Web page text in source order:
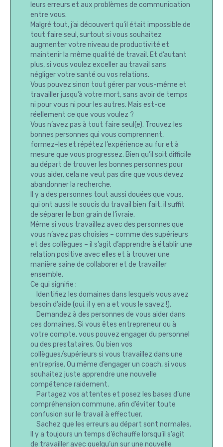
leurs erreurs et aux problèmes de communication
entre vous.
Malgré tout, j’ai découvert qu’il était impossible de
tout faire seul, surtout si vous souhaitez
augmenter votre niveau de productivité et
maintenir la même qualité de travail. Et d’autant
plus, si vous voulez exceller au travail sans
négliger votre santé ou vos relations.
Vous pouvez sinon tout gérer par vous-même et
travailler jusqu’à votre mort, sans avoir de temps
ni pour vous ni pour les autres. Mais est-ce
réellement ce que vous voulez ?
Vous n’avez pas à tout faire seul(e). Trouvez les
bonnes personnes qui vous comprennent,
formez-les et répétez l’expérience au fur et à
mesure que vous progressez. Bien qu’il soit difficile
au départ de trouver les bonnes personnes pour
vous aider, cela ne veut pas dire que vous devez
abandonner la recherche.
Il y a des personnes tout aussi douées que vous,
qui ont aussi le soucis du travail bien fait, il suffit
de séparer le bon grain de l’ivraie.
Même si vous travaillez avec des personnes que
vous n’avez pas choisies – comme des supérieurs
et des collègues – il s’agit d’apprendre à établir une
relation positive avec elles et à trouver une
manière saine de collaborer et de travailler
ensemble.
Ce qui signifie :
Identifiez les domaines dans lesquels vous avez
besoin d’aide (oui, il y en a et vous le savez !).
Demandez à des personnes de vous aider dans
ces domaines. Si vous êtes entrepreneur ou à
votre compte, vous pouvez engager du personnel
ou des prestataires. Ou bien vos
collègues/supérieurs si vous travaillez dans une
entreprise. Ou même d’engager un coach, si vous
souhaitez juste apprendre une nouvelle
compétence raidement.
Partagez vos attentes et posez les bases d’une
compréhension commune, afin d’éviter toute
confusion sur le travail à effectuer.
Sachez que les erreurs au départ sont normales.
Il y a toujours un temps d’échauffe lorsqu’il s’agit
de travailler avec quelqu’un sur une nouvelle